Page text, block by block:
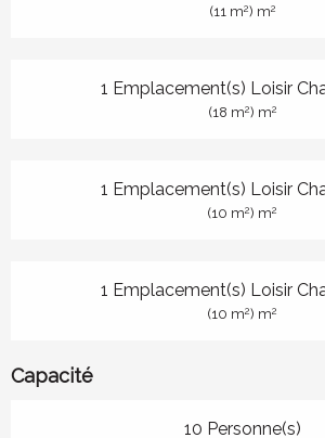
(11 m2) m2
1 Emplacement(s) Loisir
(18 m2) m2
1 Emplacement(s) Loisir
(10 m2) m2
1 Emplacement(s) Loisir
(10 m2) m2
Capacité
10 Personne(s)